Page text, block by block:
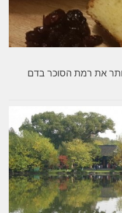
יותר את רמת הסוכר בדם